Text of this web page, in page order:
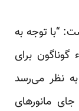
“با توجه به
برای
به نظر می‌رسد
مانور‌های